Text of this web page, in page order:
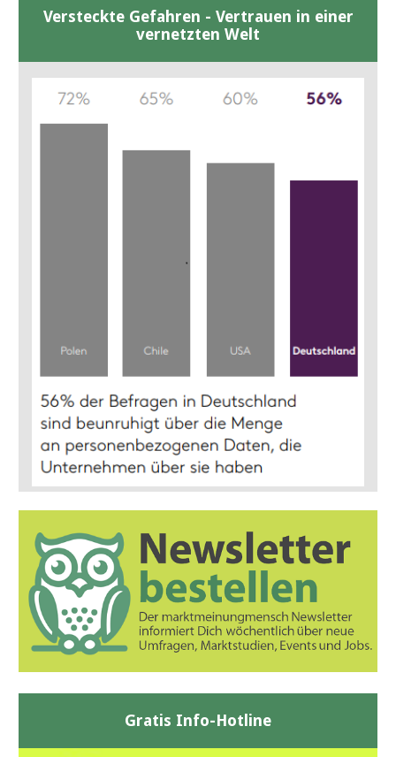
Versteckte Gefahren - Vertrauen in einer
vernetzten Welt
Gratis Info-Hotline